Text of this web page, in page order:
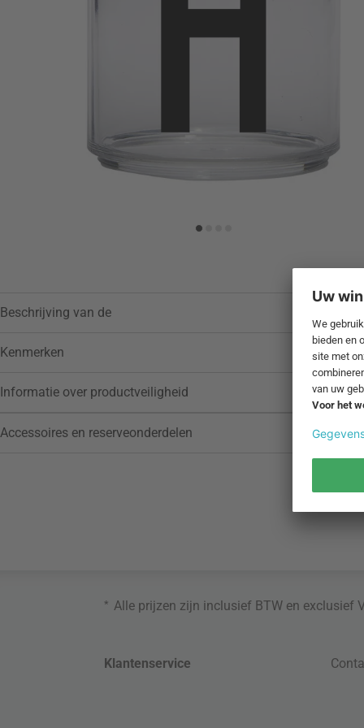
Beschrijving van de
Kenmerken
Informatie over productveiligheid
Accessoires en reserveonderdelen
* Alle prijzen zijn inclusief BTW en exclusief
Klantenservice